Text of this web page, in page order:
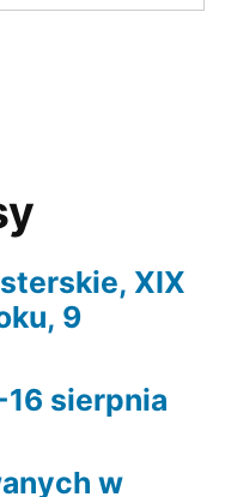
XIX
9
sierpnia
w